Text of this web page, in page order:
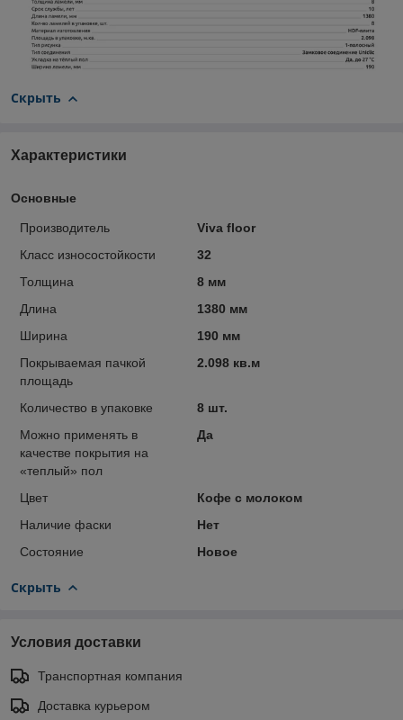
Скрыть
Характеристики
Основные
Производитель
Viva floor
Класс износостойкости
32
Толщина
8 мм
Длина
1380 мм
Ширина
190 мм
Покрываемая пачкой
площадь
2.098 кв.м
Количество в упаковке
8 шт.
Можно применять в
качестве покрытия на
«теплый» пол
Да
Цвет
Кофе с молоком
Наличие фаски
Нет
Состояние
Новое
Скрыть
Условия доставки
Транспортная компания
Доставка курьером